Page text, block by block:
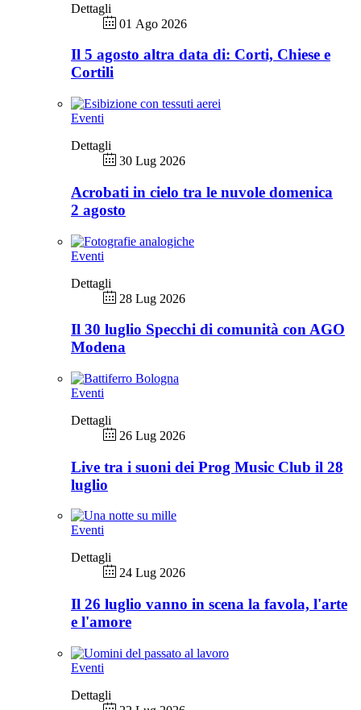
Dettagli
01 Ago 2026
Il 5 agosto altra data di: Corti, Chiese e
Cortili
Eventi
Dettagli
30 Lug 2026
Acrobati in cielo tra le nuvole domenica
2 agosto
Eventi
Dettagli
28 Lug 2026
Il 30 luglio Specchi di comunità con AGO
Modena
Eventi
Dettagli
26 Lug 2026
Live tra i suoni dei Prog Music Club il 28
luglio
Eventi
Dettagli
24 Lug 2026
Il 26 luglio vanno in scena la favola, l'arte
e l'amore
Eventi
Dettagli